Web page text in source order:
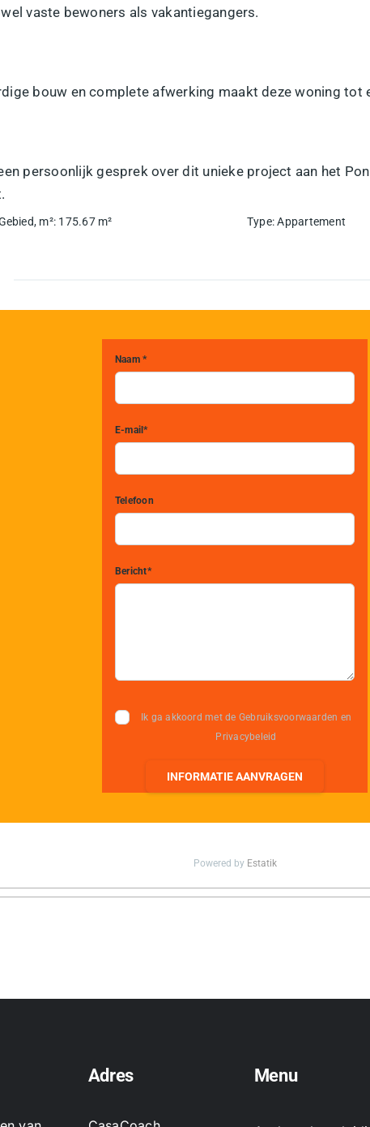
vaste bewoners als vakantiegangers.
bouw en complete afwerking maakt deze woning tot
persoonlijk gesprek over dit unieke project aan het
m²: 175.67 m² Type: Appartement
Naam *
E-mail*
Telefoon
Bericht*
Ik ga akkoord met de Gebruiksvoorwaarden en
Privacybeleid
INFORMATIE AANVRAGEN
Powered by Estatik
Adres Menu